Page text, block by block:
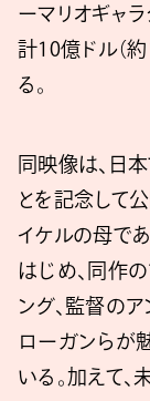
ーマリオギャ
計10億ドル（
る。
同映像は、日
とを記念して
イケルの母で
はじめ、同作
ング、監督のア
ローガンらが
いる。加えて